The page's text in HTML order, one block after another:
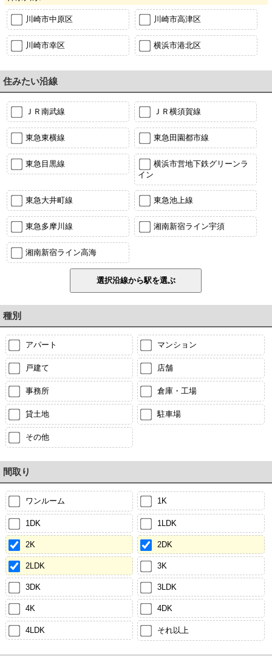
川崎市中原区 川崎市高津区
川崎市幸区 横浜市港北区
住みたい沿線
ＪＲ南武線 ＪＲ横須賀線
東急東横線 東急田園都市線
東急目黒線
横浜市営地下鉄グリーンラ
イン
東急大井町線 東急池上線
東急多摩川線 湘南新宿ライン宇須
湘南新宿ライン高海
種別
アパート マンション
戸建て 店舗
事務所 倉庫・工場
貸土地 駐車場
その他
間取り
ワンルーム 1K
1DK 1LDK
2K 2DK
2LDK 3K
3DK 3LDK
4K 4DK
4LDK それ以上